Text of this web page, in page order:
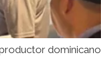
dominicano